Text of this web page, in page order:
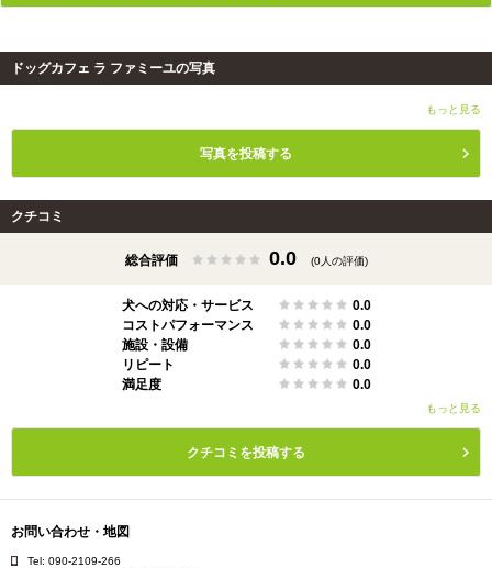
ドッグカフェ ラ ファミーユの写真
もっと見る
写真を投稿する
クチコミ
総合評価 0.0 (0人の評価)
犬への対応・サービス
0.0
コストパフォーマンス
0.0
施設・設備
0.0
リピート
0.0
満足度
0.0
もっと見る
クチコミを投稿する
お問い合わせ・地図
Tel: 090-2109-266